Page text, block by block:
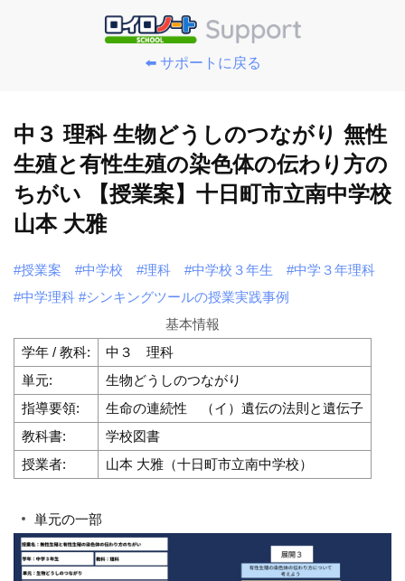
⬅️ サポートに戻る
中３ 理科 生物どうしのつながり 無性
生殖と有性生殖の染色体の伝わり方の
ちがい 【授業案】十日町市立南中学校
山本 大雅
#授業案 #中学校 #理科 #中学校３年生
#中学３年理科
#中学理科 #シンキングツールの授業実践事例
基本情報
学年 / 教科:
中３ 理科
単元:
生物どうしのつながり
指導要領:
生命の連続性 （イ）遺伝の法則と遺伝子
教科書:
学校図書
授業者:
山本 大雅（十日町市立南中学校）
単元の一部